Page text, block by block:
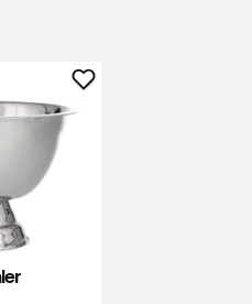
Champagnerkühler